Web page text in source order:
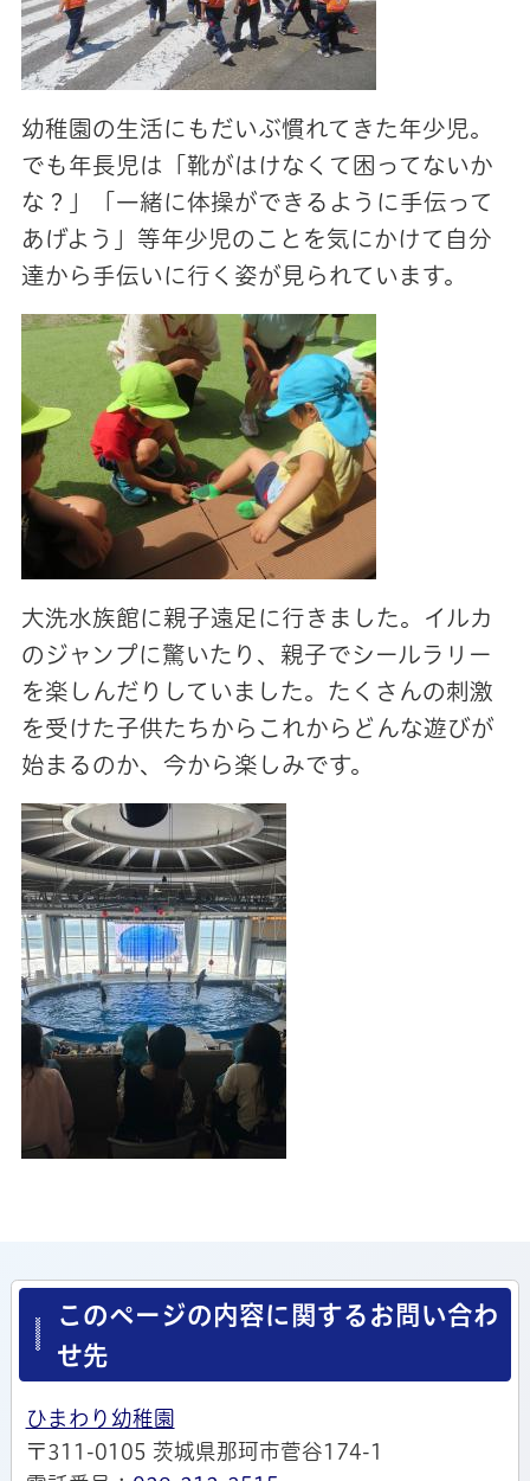
幼稚園の生活にもだいぶ慣れてきた年少児。
でも年長児は「靴がはけなくて困ってないか
な？」「一緒に体操ができるように手伝って
あげよう」等年少児のことを気にかけて自分
達から手伝いに行く姿が見られています。
大洗水族館に親子遠足に行きました。イルカ
のジャンプに驚いたり、親子でシールラリー
を楽しんだりしていました。たくさんの刺激
を受けた子供たちからこれからどんな遊びが
始まるのか、今から楽しみです。
このページの内容に関するお問い合わ
せ先
ひまわり幼稚園
〒311-0105 茨城県那珂市菅谷174-1